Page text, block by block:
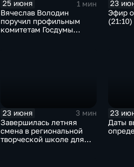
25 июня
1 мин
Вячеслав Володин
поручил профильным
комитетам Госдумы
23
Эфир
(21:10)
23 июня
3 мин
Завершилась летняя
смена в региональной
творческой школе для
23
Даты